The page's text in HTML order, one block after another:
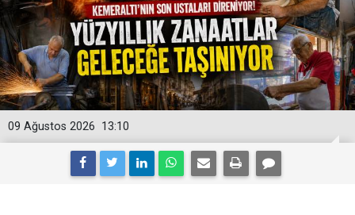
13:10
09 Ağustos 2026